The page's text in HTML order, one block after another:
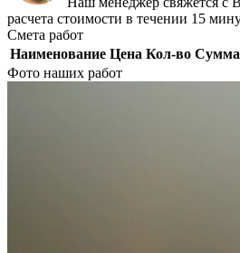
расчета стоимости в течении 15
Смета работ
Наименование Цена Кол-во Сумма
Фото наших работ